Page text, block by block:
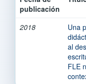
publicación
2018
Una
al
FLE